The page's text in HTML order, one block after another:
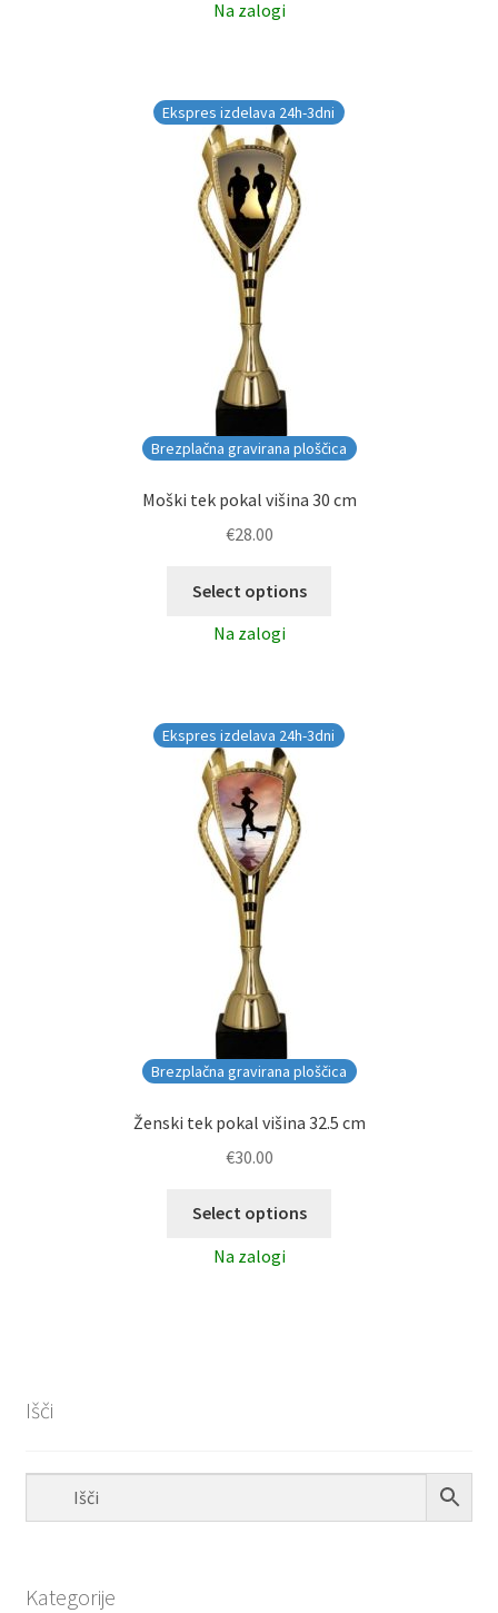
Na zalogi
Brezplačna gravirana ploščica
Ekspres izdelava 24h-3dni
Moški tek pokal višina 30 cm
€28.00
Select options
Na zalogi
Brezplačna gravirana ploščica
Ekspres izdelava 24h-3dni
Ženski tek pokal višina 32.5 cm
€30.00
Select options
Na zalogi
Išči
Kategorije